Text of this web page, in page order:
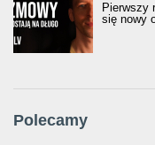
Pierwszy
się nowy
Polecamy